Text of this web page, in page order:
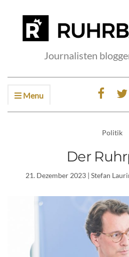
Journalisten
Menu
Politik
Der
21. Dezember 2023| Stefan